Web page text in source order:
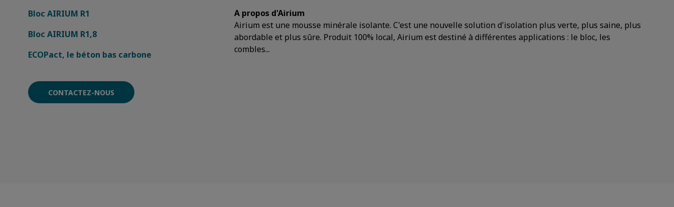
Bloc AIRIUM R1
Bloc AIRIUM R1,8
ECOPact, le béton bas carbone
CONTACTEZ-NOUS
A propos d'Airium
Airium est une mousse minérale isolante. C'est une nouvelle solution d'isolation plus verte, plus saine, plus
abordable et plus sûre. Produit 100% local, Airium est destiné à différentes applications : le bloc, les
combles...